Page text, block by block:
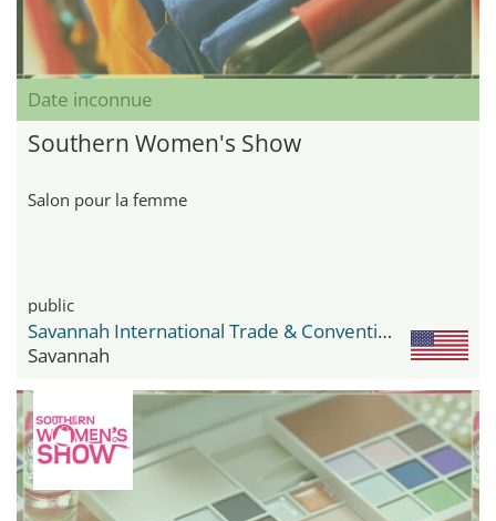
Date inconnue
Southern Women's Show
Salon pour la femme
public
Savannah International Trade & Convention Center
Savannah